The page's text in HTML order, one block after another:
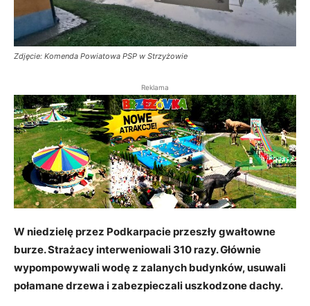
Zdjęcie: Komenda Powiatowa PSP w Strzyżowie
Reklama
W niedzielę przez Podkarpacie przeszły gwałtowne
burze. Strażacy interweniowali 310 razy. Głównie
wypompowywali wodę z zalanych budynków, usuwali
połamane drzewa i zabezpieczali uszkodzone dachy.